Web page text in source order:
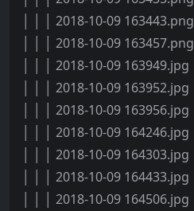
│ │ │ 2018-10-09 163443.png
│ │ │ 2018-10-09 163457.png
│ │ │ 2018-10-09 163949.jpg
│ │ │ 2018-10-09 163952.jpg
│ │ │ 2018-10-09 163956.jpg
│ │ │ 2018-10-09 164246.jpg
│ │ │ 2018-10-09 164303.jpg
│ │ │ 2018-10-09 164433.jpg
│ │ │ 2018-10-09 164506.jpg